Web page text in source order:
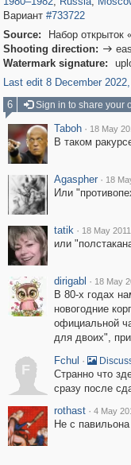
Вариант #733722
Source:
Набор открыток
Shooting direction: 
Watermark signature:
Last edit 8 December
6
Sign in to share your
Taboh · 18 May
В таком
Agaspher · 18
Или
tatik · 18 May
или
dirigabl · 18 May
В 80-х годах
новогодние
официальной
для двоих",
F
Fchul ·
Странно что
сразу после
rothast · 4 May
Не с